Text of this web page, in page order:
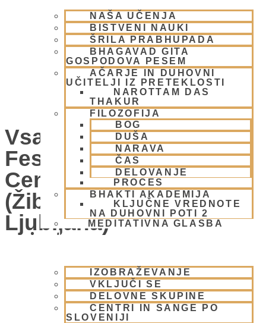
NAŠA UČENJA
BISTVENI NAUKI
ŠRILA PRABHUPADA
BHAGAVAD GITA
GOSPODOVA PESEM
AČARJE IN DUHOVNI
UČITELJI IZ PRETEKLOSTI
NAROTTAM DAS
THAKUR
FILOZOFIJA
BOG
DUŠA
NARAVA
ČAS
DELOVANJE
PROCES
BHAKTI AKADEMIJA
KLJUČNE VREDNOTE
NA DUHOVNI POTI 2
MEDITATIVNA GLASBA
SKUPNOST
IZOBRAŽEVANJE
VKLJUČI SE
DELOVNE SKUPINE
CENTRI IN SANGE PO
SLOVENIJI
Vsako Nedeljo Mini
Festival V Hare Krišna
Centru – VABLJENI
(Žibertova 27, 1000
Ljubljana)